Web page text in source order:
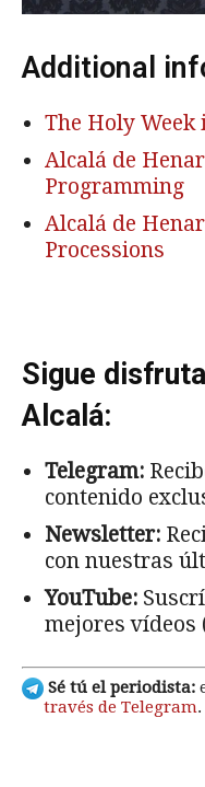
Additional
The Holy Week
Alcalá de
Programming
Alcalá de
Processions
Sigue
Alcalá:
Telegram:
contenido
Newsletter:
con nuestras
YouTube:
mejores vídeos
Sé tú el periodista:
través de Telegram.